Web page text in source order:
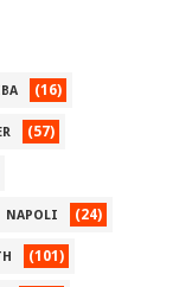
(16)
(57)
NAPOLI (24)
(101)